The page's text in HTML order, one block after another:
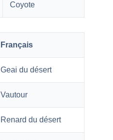
Coyote
Français
Geai du désert
Vautour
Renard du désert